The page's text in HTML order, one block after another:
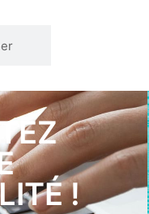
!